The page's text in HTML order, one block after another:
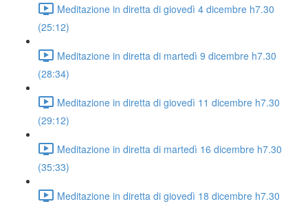
Meditazione in diretta di giovedì 4 dicembre h7.30
(25:12)
Meditazione in diretta di martedì 9 dicembre h7.30
(28:34)
Meditazione in diretta di giovedì 11 dicembre h7.30
(29:12)
Meditazione in diretta di martedì 16 dicembre h7.30
(35:33)
Meditazione in diretta di giovedì 18 dicembre h7.30